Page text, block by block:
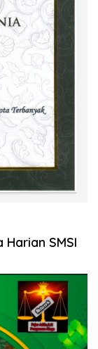
SMSI